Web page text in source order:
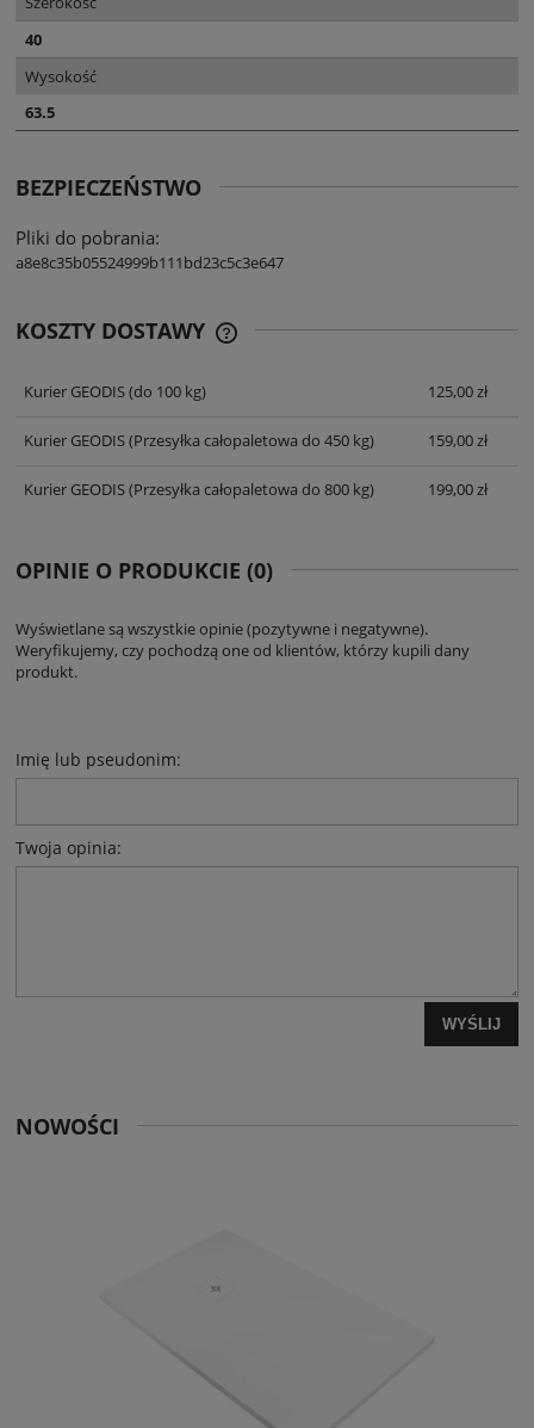
40
Wysokość
63.5
BEZPIECZEŃSTWO
Pliki do pobrania:
a8e8c35b05524999b111bd23c5c3e647
KOSZTY DOSTAWY
Kurier GEODIS(do 100 kg) 125,00 zł
Kurier GEODIS(Przesyłka całopaletowa do 450 kg) 159,00 zł
Kurier GEODIS(Przesyłka całopaletowa do 800 kg) 199,00 zł
OPINIE O PRODUKCIE (0)
Wyświetlane są wszystkie opinie (pozytywne i negatywne).
Weryfikujemy, czy pochodzą one od klientów, którzy kupili dany
produkt.
Imię lub pseudonim:
Twoja opinia:
WYŚLIJ
NOWOŚCI